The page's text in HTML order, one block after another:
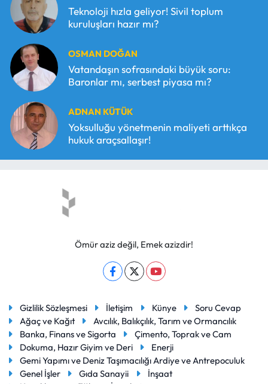
Teknoloji hızla geliyor! Sivil toplum
kuruluşları hazır mı?
OSMAN DOĞAN
Vatandaşın sofrasındaki büyük soru:
Baronlar mı, serbest piyasa mı?
ADNAN KÜTÜK
Yoksulluğu yönetmenin maliyeti arttıkça
hukuk araçsallaşır!
Ömür aziz değil, Emek azizdir!
Gizlilik Sözleşmesi İletişim Künye
Soru Cevap
Ağaç ve Kağıt
Avcılık, Balıkçılık, Tarım ve Ormancılık
Banka, Finans ve Sigorta
Çimento, Toprak ve Cam
Dokuma, Hazır Giyim ve Deri
Enerji
Gemi Yapımı ve Deniz Taşımacılığı Ardiye ve Antrepoculuk
Genel İşler
Gıda Sanayii
İnşaat